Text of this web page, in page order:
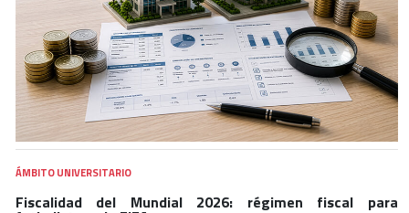
ÁMBITO UNIVERSITARIO
Fiscalidad del Mundial 2026: régimen fiscal para